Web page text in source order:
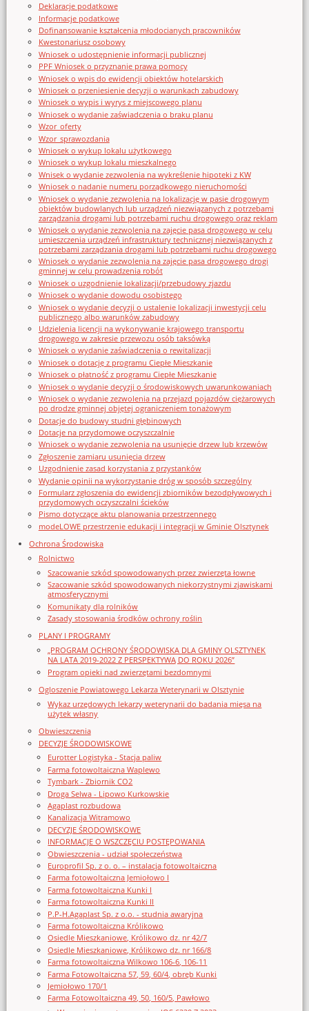
Deklaracje podatkowe
Informacje podatkowe
Dofinansowanie kształcenia młodocianych pracowników
Kwestonariusz osobowy
Wniosek o udostępnienie informacji publicznej
PPF Wniosek o przyznanie prawa pomocy
Wniosek o wpis do ewidencji obiektów hotelarskich
Wniosek o przeniesienie decyzji o warunkach zabudowy
Wniosek o wypis i wyrys z miejscowego planu
Wniosek o wydanie zaświadczenia o braku planu
Wzor_oferty
Wzor_sprawozdania
Wniosek o wykup lokalu użytkowego
Wniosek o wykup lokalu mieszkalnego
Wnisek o wydanie zezwolenia na wykreślenie hipoteki z KW
Wniosek o nadanie numeru porządkowego nieruchomości
Wniosek o wydanie zezwolenia na lokalizację w pasie drogowym
obiektów budowlanych lub urządzeń niezwiązanych z potrzebami
zarządzania drogami lub potrzebami ruchu drogowego oraz reklam
Wniosek o wydanie zezwolenia na zajęcie pasa drogowego w celu
umieszczenia urządzeń infrastruktury technicznej niezwiązanych z
potrzebami zarządzania drogami lub potrzebami ruchu drogowego
Wniosek o wydanie zezwolenia na zajęcie pasa drogowego drogi
gminnej w celu prowadzenia robót
Wniosek o uzgodnienie lokalizacji/przebudowy zjazdu
Wniosek o wydanie dowodu osobistego
Wniosek o wydanie decyzji o ustalenie lokalizacji inwestycji celu
publicznego albo warunków zabudowy
Udzielenia licencji na wykonywanie krajowego transportu
drogowego w zakresie przewozu osób taksówką
Wniosek o wydanie zaświadczenia o rewitalizacji
Wniosek o dotację z programu Ciepłe Mieszkanie
Wniosek o płatność z programu Ciepłe Mieszkanie
Wniosek o wydanie decyzji o środowiskowych uwarunkowaniach
Wniosek o wydanie zezwolenia na przejazd pojazdów ciężarowych
po drodze gminnej objętej ograniczeniem tonażowym
Dotacje do budowy studni głębinowych
Dotacje na przydomowe oczyszczalnie
Wniosek o wydanie zezwolenia na usunięcie drzew lub krzewów
Zgłoszenie zamiaru usunięcia drzew
Uzgodnienie zasad korzystania z przystanków
Wydanie opinii na wykorzystanie dróg w sposób szczególny
Formularz zgłoszenia do ewidencji zbiorników bezodpływowych i
przydomowych oczyszczalni ścieków
Pismo dotyczące aktu planowania przestrzennego
modeLOWE przestrzenie edukacji i integracji w Gminie Olsztynek
Ochrona Środowiska
Rolnictwo
Szacowanie szkód spowodowanych przez zwierzęta łowne
Szacowanie szkód spowodowanych niekorzystnymi zjawiskami
atmosferycznymi
Komunikaty dla rolników
Zasady stosowania środków ochrony roślin
PLANY I PROGRAMY
„PROGRAM OCHRONY ŚRODOWISKA DLA GMINY OLSZTYNEK
NA LATA 2019-2022 Z PERSPEKTYWĄ DO ROKU 2026”
Program opieki nad zwierzętami bezdomnymi
Ogloszenie Powiatowego Lekarza Weterynarii w Olsztynie
Wykaz urzędowych lekarzy weterynarii do badania mięsa na
użytek własny
Obwieszczenia
DECYZJE ŚRODOWISKOWE
Eurotter Logistyka - Stacja paliw
Farma fotowoltaiczna Waplewo
Tymbark - Zbiornik CO2
Droga Selwa - Lipowo Kurkowskie
Agaplast rozbudowa
Kanalizacja Witramowo
DECYZJE ŚRODOWISKOWE
INFORMACJE O WSZCZĘCIU POSTĘPOWANIA
Obwieszczenia - udział społeczeństwa
Europrofil Sp. z o. o. – instalacja fotowoltaiczna
Farma fotowoltaiczna Jemiołowo I
Farma fotowoltaiczna Kunki I
Farma fotowoltaiczna Kunki II
P.P-H.Agaplast Sp. z o.o. - studnia awaryjna
Farma fotowoltaiczna Królikowo
Osiedle Mieszkaniowe, Królikowo dz. nr 42/7
Osiedle Mieszkaniowe, Królikowo dz. nr 166/8
Farma fotowoltaiczna Wilkowo 106-6, 106-11
Farma Fotowoltaiczna 57, 59, 60/4, obręb Kunki
Jemiołowo 170/1
Farma Fotowoltaiczna 49, 50, 160/5, Pawłowo